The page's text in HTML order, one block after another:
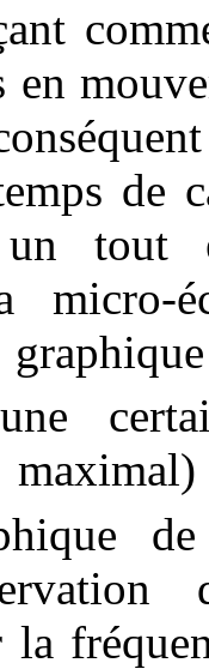
de
tout
micro-
la